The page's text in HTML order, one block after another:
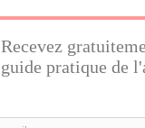
Recevez
guide pratique de